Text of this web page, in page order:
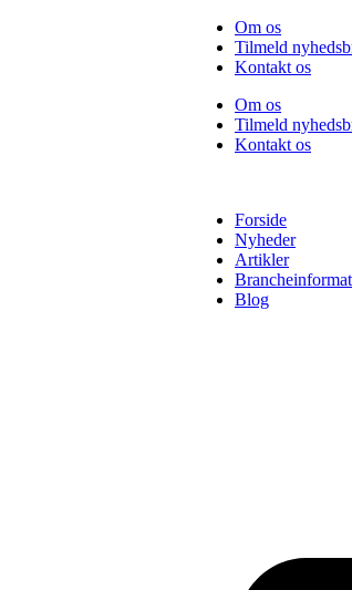
Om os
Tilmeld
Kontakt os
Om os
Tilmeld
Kontakt os
Forside
Nyheder
Artikler
Blog